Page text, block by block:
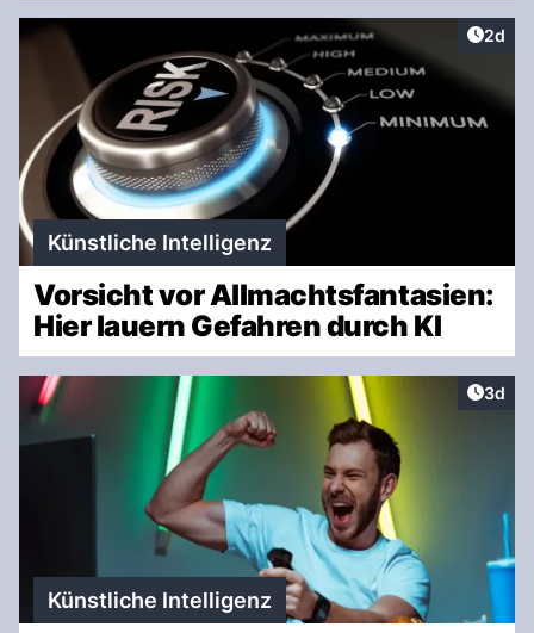
2d
Künstliche Intelligenz
Vorsicht vor Allmachtsfantasien:
Hier lauern Gefahren durch KI
3d
Künstliche Intelligenz